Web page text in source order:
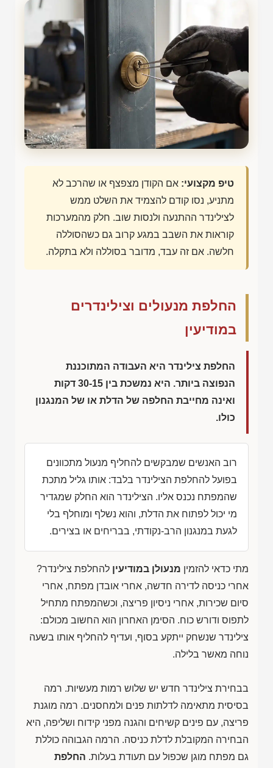
טיפ מקצועי: אם הקודן מצפצף או שהרכב לא
מתניע, נסו קודם להצמיד את השלט ממש
לצילינדר ההתנעה ולנסות שוב. חלק מהמערכות
קוראות את השבב במגע קרוב גם כשהסוללה
חלשה. אם זה עבד, מדובר בסוללה ולא בתקלה.
החלפת מנעולים וצילינדרים
במודיעין
החלפת צילינדר היא העבודה המתוכננת
הנפוצה ביותר. היא נמשכת בין 30-15 דקות
ואינה מחייבת החלפה של הדלת או של המנגנון
כולו.
רוב האנשים שמבקשים להחליף מנעול מתכוונים
בפועל להחלפת הצילינדר בלבד: אותו גליל מתכת
שהמפתח נכנס אליו. הצילינדר הוא החלק שמגדיר
מי יכול לפתוח את הדלת, והוא נשלף ומוחלף בלי
לגעת במנגנון הרב-נקודתי, בבריחים או בצירים.
מתי כדאי להזמין מנעולן במודיעין להחלפת צילינדר?
אחרי כניסה לדירה חדשה, אחרי אובדן מפתח, אחרי
סיום שכירות, אחרי ניסיון פריצה, וכשהמפתח מתחיל
לתפוס ודורש כוח. הסימן האחרון הוא החשוב מכולם:
צילינדר שנשחק ייתקע בסוף, ועדיף להחליף אותו בשעה
נוחה מאשר בלילה.
בבחירת צילינדר חדש יש שלוש רמות מעשיות. רמה
בסיסית מתאימה לדלתות פנים ולמחסנים. רמה מוגנת
פריצה, עם פינים קשיחים והגנה מפני קידוח ושליפה, היא
הבחירה המקובלת לדלת כניסה. הרמה הגבוהה כוללת
גם מפתח מוגן שכפול עם תעודת בעלות. החלפת